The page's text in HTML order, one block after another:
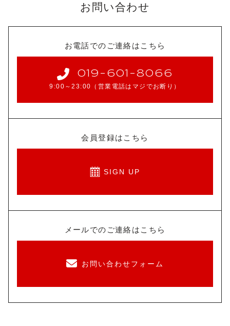
お問い合わせ
お電話でのご連絡はこちら
019-601-8066
9:00～23:00（営業電話はマジでお断り）
会員登録はこちら
SIGN UP
メールでのご連絡はこちら
お問い合わせフォーム